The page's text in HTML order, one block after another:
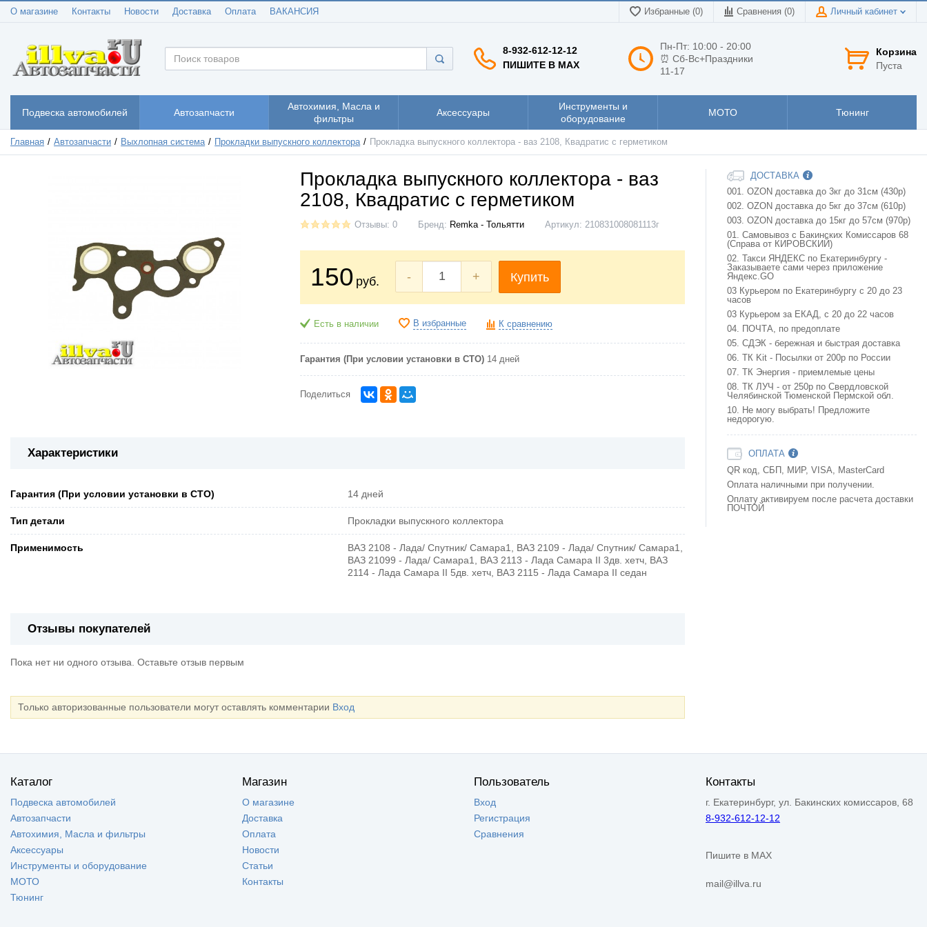
О магазине Контакты Новости Доставка Оплата ВАКАНСИЯ Избранные (0) Сравнения (0) Личный кабинет
8-932-612-12-12
ПИШИТЕ В MAX
Пн-Пт: 10:00 - 20:00
⏰ Сб-Вс+Праздники
11-17
Корзина
Пуста
Подвеска автомобилей Автозапчасти
Автохимия, Масла и
фильтры
Аксессуары
Инструменты и
оборудование
МОТО Тюнинг
Главная Автозапчасти Выхлопная система Прокладки выпускного коллектора Прокладка выпускного коллектора - ваз 2108, Квадратис с герметиком
Прокладка выпускного коллектора - ваз
2108, Квадратис с герметиком
Отзывы: 0 Бренд: Remka - Тольятти Артикул: 210831008081113г
150 руб. - + Купить
Есть в наличии В избранные К сравнению
Гарантия (При условии установки в СТО) 14 дней
Поделиться
Характеристики
Гарантия (При условии установки в СТО) 14 дней
Тип детали Прокладки выпускного коллектора
Применимость
ВАЗ 2108 - Лада/ Спутник/ Самара1, ВАЗ 2109 - Лада/ Спутник/ Самара1,
ВАЗ 21099 - Лада/ Самара1, ВАЗ 2113 - Лада Самара II 3дв. хетч, ВАЗ
2114 - Лада Самара II 5дв. хетч, ВАЗ 2115 - Лада Самара II седан
Отзывы покупателей
Пока нет ни одного отзыва. Оставьте отзыв первым
Только авторизованные пользователи могут оставлять комментарии Вход
ДОСТАВКА
001. OZON доставка до 3кг до 31см (430р)
002. OZON доставка до 5кг до 37см (610р)
003. OZON доставка до 15кг до 57см (970р)
01. Самовывоз с Бакинских Комиссаров 68
(Справа от КИРОВСКИЙ)
02. Такси ЯНДЕКС по Екатеринбургу -
Заказываете сами через приложение
Яндекс.GO
03 Курьером по Екатеринбургу с 20 до 23
часов
03 Курьером за ЕКАД, с 20 до 22 часов
04. ПОЧТА, по предоплате
05. СДЭК - бережная и быстрая доставка
06. ТК Kit - Посылки от 200р по России
07. ТК Энергия - приемлемые цены
08. ТК ЛУЧ - от 250р по Свердловской
Челябинской Тюменской Пермской обл.
10. Не могу выбрать! Предложите
недорогую.
ОПЛАТА
QR код, СБП, МИР, VISA, MasterCard
Оплата наличными при получении.
Оплату активируем после расчета доставки
ПОЧТОЙ
Каталог
Подвеска автомобилей
Автозапчасти
Автохимия, Масла и фильтры
Аксессуары
Инструменты и оборудование
МОТО
Тюнинг
Магазин
О магазине
Доставка
Оплата
Новости
Статьи
Контакты
Пользователь
Вход
Регистрация
Сравнения
Контакты
г. Екатеринбург, ул. Бакинских комиссаров, 68
8-932-612-12-12
Пишите в MAX
mail@illva.ru